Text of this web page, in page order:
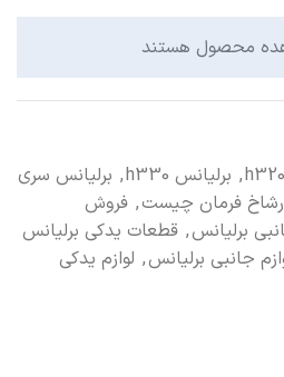
محصول هستند
, برلیانس h330 , برلیانس سری
فرمان چیست, فروش
برلیانس, قطعات یدکی برلیانس
جانبی برلیانس, لوازم یدکی